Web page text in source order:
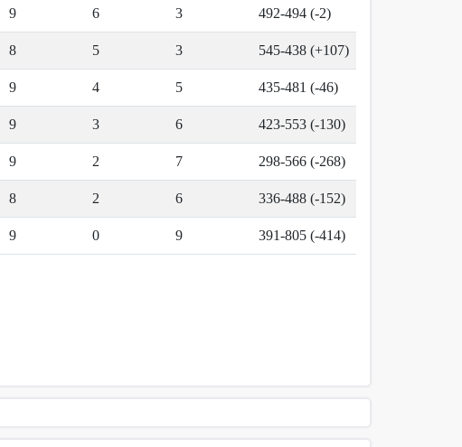
9 6 3 492-494 (-2)
8 5 3 545-438 (+107)
9 4 5 435-481 (-46)
9 3 6 423-553 (-130)
9 2 7 298-566 (-268)
8 2 6 336-488 (-152)
9 0 9 391-805 (-414)